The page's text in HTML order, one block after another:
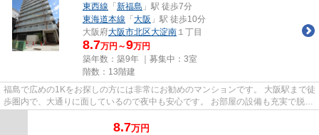
東西線 「 新福島 」駅 徒歩7分
東海道本線 「 大阪 」駅 徒歩10分
大阪府大阪市北区大淀南 １丁目
8.7万円～9万円
築年数：築9年 ｜募集中： 3室
階数：13階建
福島で広めの1Kをお探しの方には非常にお勧めのマンションです。 大阪駅まで徒
歩圏内で、大通りに面しているので夜中も安心です。 お部屋の設備も充実で脱衣
8.7万円